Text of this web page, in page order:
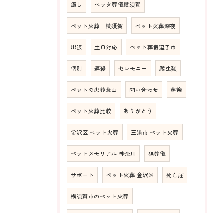
癒し ペッタ葬儀横須賀
ペット火葬 横須賀 ペット火葬深夜
出張 土日対応 ペット葬儀逗子市
個別 連絡 セレモニー 爬虫類
ペットの火葬葉山 問い合わせ 葬祭
ペット火葬比較 ありがとう
金沢区 ペット火葬 三浦市 ペット火葬
ペットメモリアル 神奈川 猫葬儀
サポート ペット火葬 金沢区 死亡届
横須賀市のペット火葬